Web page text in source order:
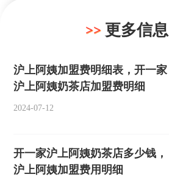
更多信息
沪上阿姨加盟费明细表，开一家
沪上阿姨奶茶店加盟费明细
2024-07-12
开一家沪上阿姨奶茶店多少钱，
沪上阿姨加盟费用明细